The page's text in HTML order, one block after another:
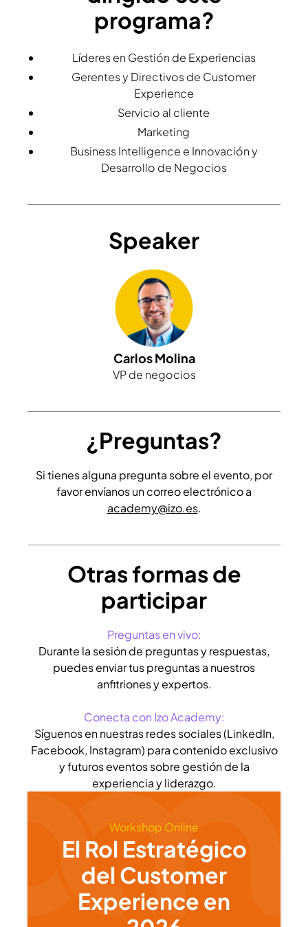
programa?
Líderes en Gestión de Experiencias
Gerentes y Directivos de Customer
Experience
Servicio al cliente
Marketing
Business Intelligence e Innovación y
Desarrollo de Negocios
Speaker
Carlos Molina
VP de negocios
¿Preguntas?
Si tienes alguna pregunta sobre el evento, por
favor envíanos un correo electrónico a
academy@izo.es.
Otras formas de
participar
Preguntas en vivo:
Durante la sesión de preguntas y respuestas,
puedes enviar tus preguntas a nuestros
anfitriones y expertos.
Conecta con Izo Academy:
Síguenos en nuestras redes sociales (LinkedIn,
Facebook, Instagram) para contenido exclusivo
y futuros eventos sobre gestión de la
experiencia y liderazgo.
Workshop Online
El Rol Estratégico
del Customer
Experience en